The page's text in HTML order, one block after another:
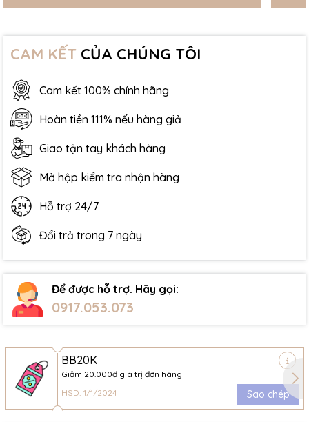
CAM KẾT CỦA CHÚNG TÔI
Cam kết 100% chính hãng
Hoàn tiền 111% nếu hàng giả
Giao tận tay khách hàng
Mở hộp kiểm tra nhận hàng
Hỗ trợ 24/7
Đổi trả trong 7 ngày
Để được hỗ trợ. Hãy gọi:
0917.053.073
BB20K
Giảm 20.000đ giá trị đơn hàng
HSD: 1/1/2024
Sao chép